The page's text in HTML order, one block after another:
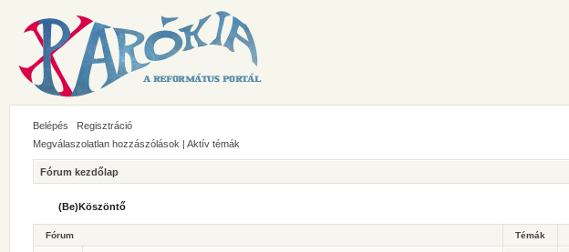
Belépés Regisztráció
Megválaszolatlan hozzászólások | Aktív témák
Fórum kezdőlap
(Be)Köszöntő
Fórum Témák